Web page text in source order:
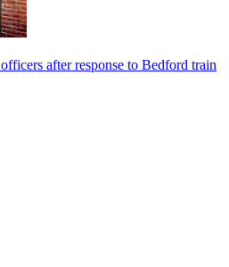
after response to Bedford train